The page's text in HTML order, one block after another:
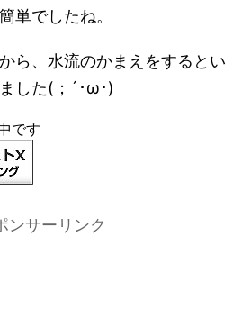
単でしたね。
ら、水流のかまえをするとい
した(；´･ω･)
です
ンサーリンク